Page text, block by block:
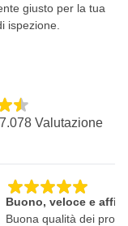
giusto per la tua
ispezione.
7.078 Valutazione
Buono, veloce e
Buona qualità dei